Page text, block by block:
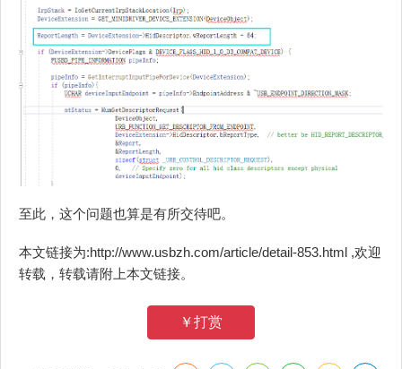
至此，这个问题也算是有所交待吧。
本文链接为:http://www.usbzh.com/article/detail-853.html ,欢迎
转载，转载请附上本文链接。
￥打赏